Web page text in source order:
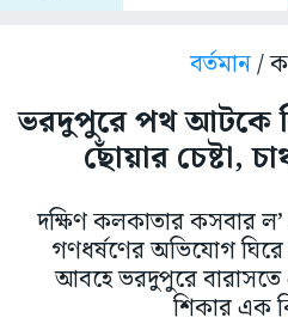
বর্তমান/
ভরদুপুরে পথ আটকে
ছোঁয়ার চেষ্টা,
দক্ষিণ কলকাতার কসবার
গণধর্ষণের অভিযোগ
আবহে ভরদুপুরে বারাসতে
শিকার এক